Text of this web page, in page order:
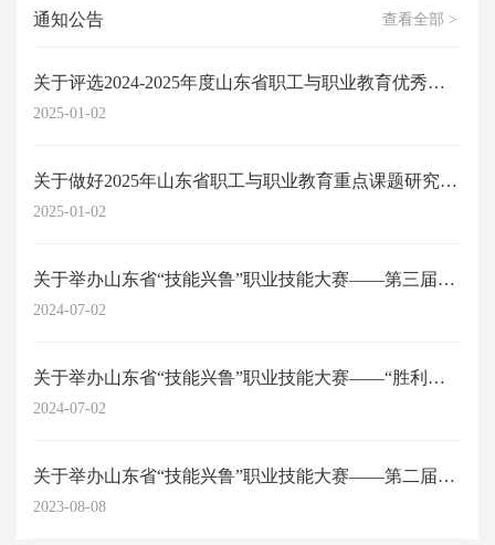
通知公告 查看全部 >
关于评选2024-2025年度山东省职工与职业教育优秀科研成果的通知
2025-01-02
关于做好2025年山东省职工与职业教育重点课题研究工作的通知
2025-01-02
关于举办山东省“技能兴鲁”职业技能大赛——第三届山东省劳动关系协调师职业技能...
2024-07-02
关于举办山东省“技能兴鲁”职业技能大赛——“胜利杯”第四届山东省职工与职业教...
2024-07-02
关于举办山东省“技能兴鲁”职业技能大赛——第二届山东省劳动关系协调员职业技能...
2023-08-08